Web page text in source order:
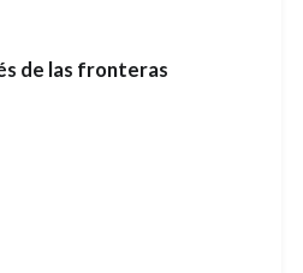
de las fronteras